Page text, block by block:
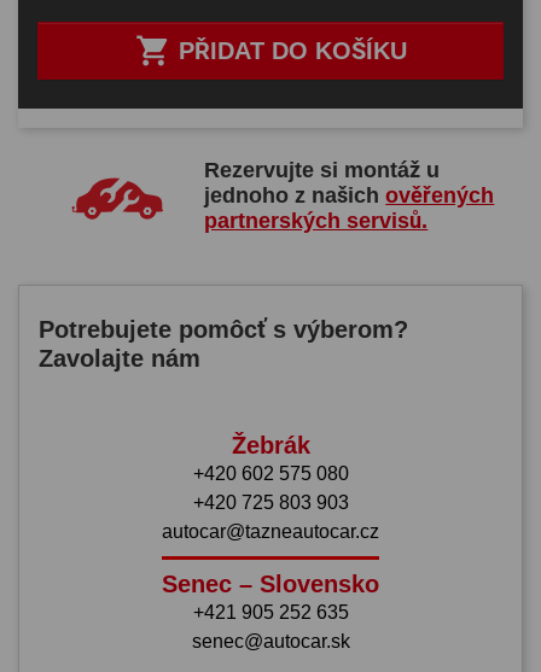
 PŘIDAT DO KOŠÍKU
Rezervujte si montáž u
jednoho z našichověřených
partnerských servisů.
Potrebujete pomôcť s výberom?
Zavolajte nám
Žebrák
+420 602 575 080
+420 725 803 903
autocar@tazneautocar.cz
Senec – Slovensko
+421 905 252 635
senec@autocar.sk